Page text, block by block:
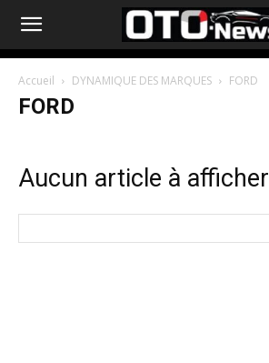
Accueil DYNAMIQUE DES MARQUES FORD
FORD
Aucun article à afficher